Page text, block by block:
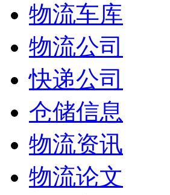
物流车库
物流公司
快递公司
仓储信息
物流资讯
物流论文